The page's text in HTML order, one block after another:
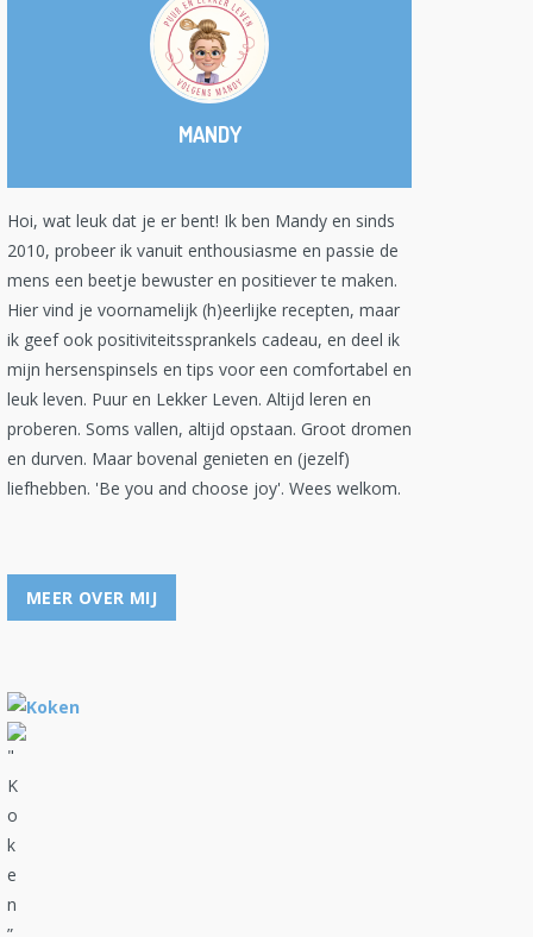
MANDY
Hoi, wat leuk dat je er bent! Ik ben Mandy en sinds
2010, probeer ik vanuit enthousiasme en passie de
mens een beetje bewuster en positiever te maken.
Hier vind je voornamelijk (h)eerlijke recepten, maar
ik geef ook positiviteitssprankels cadeau, en deel ik
mijn hersenspinsels en tips voor een comfortabel en
leuk leven. Puur en Lekker Leven. Altijd leren en
proberen. Soms vallen, altijd opstaan. Groot dromen
en durven. Maar bovenal genieten en (jezelf)
liefhebben. 'Be you and choose joy'. Wees welkom.
MEER OVER MIJ